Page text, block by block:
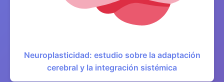
Neuroplasticidad: estudio sobre la adaptación
cerebral y la integración sistémica